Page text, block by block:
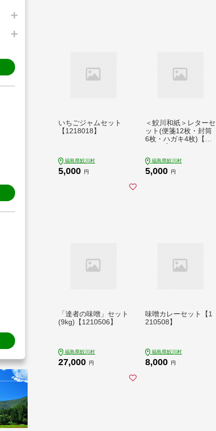
いちごジャムセット
【1218018】
福島県鮫川村
5,000 円
＜鮫川和紙＞レターセ
ット(便箋12枚・封筒
6枚・ハガキ4枚)【12
福島県鮫川村
5,000 円
「達者の味噌」セット
(9kg)【1210506】
福島県鮫川村
27,000 円
味噌カレーセット【1
210508】
福島県鮫川村
8,000 円